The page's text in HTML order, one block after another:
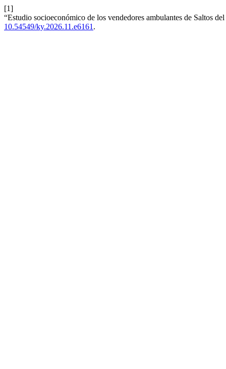
[1]
“Estudio socioeconómico de los vendedores ambulantes de Saltos
10.54549/ky.2026.11.e6161 .